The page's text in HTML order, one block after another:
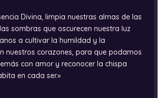
Divina, limpia nuestras almas de las
sombras que oscurecen nuestra luz
a cultivar la humildad y la
nuestros corazones, para que podamos
con amor y reconocer la chispa
en cada ser.»